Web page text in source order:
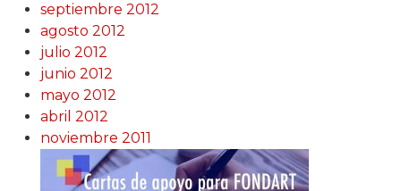
septiembre 2012
agosto 2012
julio 2012
junio 2012
mayo 2012
abril 2012
noviembre 2011